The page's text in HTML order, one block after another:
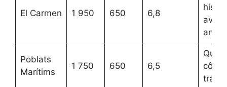
El Carmen 1 950 650 6,8
avec
Poblats
Marítims
1 750 650 6,5
côtier